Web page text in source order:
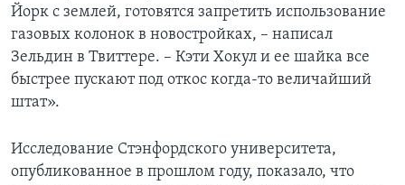
Йорк с землей, готовятся запретить использование
газовых колонок в новостройках, – написал
Зельдин в Твиттере. – Кэти Хокул и ее шайка все
быстрее пускают под откос когда-то величайший
штат».
Исследование Стэнфордского университета,
опубликованное в прошлом году, показало, что